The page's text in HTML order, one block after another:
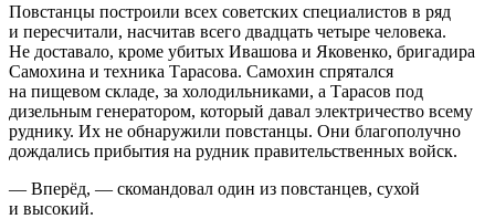
Повстанцы построили всех советских специалистов в ряд
и пересчитали, насчитав всего двадцать четыре человека.
Не доставало, кроме убитых Ивашова и Яковенко, бригадира
Самохина и техника Тарасова. Самохин спрятался
на пищевом складе, за холодильниками, а Тарасов под
дизельным генератором, который давал электричество всему
руднику. Их не обнаружили повстанцы. Они благополучно
дождались прибытия на рудник правительственных войск.
— Вперёд, — скомандовал один из повстанцев, сухой
и высокий.